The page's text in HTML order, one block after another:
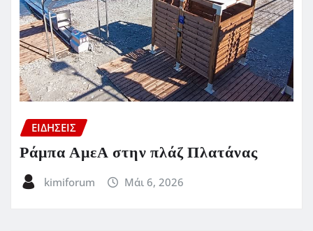
ΕΙΔΗΣΕΙΣ
Ράμπα ΑμεΑ στην πλάζ Πλατάνας
kimiforum Μάι 6, 2026